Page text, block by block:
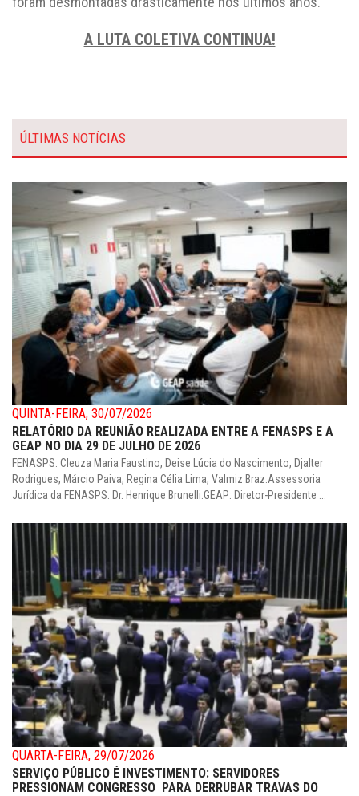
A LUTA COLETIVA CONTINUA!
ÚLTIMAS NOTÍCIAS
QUINTA-FEIRA, 30/07/2026
RELATÓRIO DA REUNIÃO REALIZADA ENTRE A FENASPS E A
GEAP NO DIA 29 DE JULHO DE 2026
FENASPS: Cleuza Maria Faustino, Deise Lúcia do Nascimento, Djalter
Rodrigues, Márcio Paiva, Regina Célia Lima, Valmiz Braz.Assessoria
Jurídica da FENASPS: Dr. Henrique Brunelli.GEAP: Diretor-Presidente ...
QUARTA-FEIRA, 29/07/2026
SERVIÇO PÚBLICO É INVESTIMENTO: SERVIDORES
PRESSIONAM CONGRESSO PARA DERRUBAR TRAVAS DO